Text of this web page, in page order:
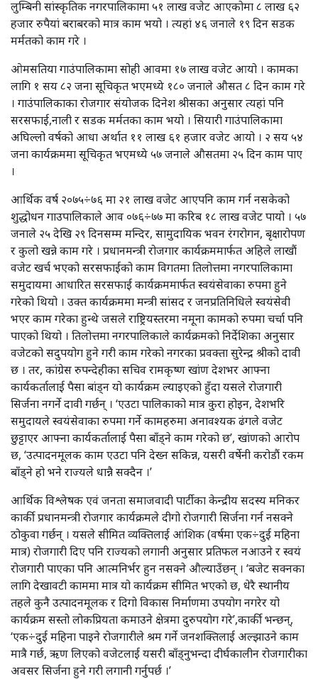
लुम्बिनी सांस्कृतिक नगरपालिकामा ५१ लाख वजेट आएकोमा ८ लाख ६२
हजार रुपैयां बराबरको मात्र काम भयो । त्यहां ४६ जनाले १९ दिन सडक
मर्मतको काम गरे ।
ओमसतिया गाउंपालिकामा सोही आवमा १७ लाख वजेट आयो । कामका
लागि १ सय ८२ जना सूचिकृत भएमध्ये १८० जनाले औसत ८ दिन काम गरे
। गाउंपालिकाका रोजगार संयोजक दिनेश श्रीसका अनुसार त्यहां पनि
सरसफाई,नाली र सडक मर्मतका काम भयो । सियारी गाउंपालिकामा
अघिल्लो वर्षको आधा अर्थात ११ लाख ६१ हजार वजेट आयो । २ सय ५४
जना कार्यक्रममा सूचिकृत भएमध्ये ५७ जनाले औसतमा २५ दिन काम पाए
।
आर्थिक वर्ष २०७५÷७६ मा २१ लाख वजेट आएपनि काम गर्न नसकेको
शुद्धोधन गाउपालिकाले आव ०७६÷७७ मा करिब १८ लाख वजेट पायो । ५७
जनाले २५ देखि २९ दिनसम्म मन्दिर, सामुदायिक भवन रंगरोगन, बृक्षारोपण
र कुलो खन्ने काम गरे । प्रधानमन्त्री रोजगार कार्यक्रममार्फत अहिले लाखौं
वजेट खर्च भएको सरसफाईको काम विगतमा तिलोत्तमा नगरपालिकामा
समुदायमा आधारित सरसफाई कार्यक्रममार्फत स्वयंसेवाका रुपमा हुने
गरेको थियो । उक्त कार्यक्रममा मन्त्री सांसद र जनप्रतिनिधिले स्वयंसेवी
भएर काम गरेका हुन्थे जसले राष्ट्रियस्तरमा नमूना कामको रुपमा चर्चा पनि
पाएको थियो । तिलोत्तमा नगरपालिकाले कार्यक्रमको निर्देशिका अनुसार
वजेटको सदुपयोग हुने गरी काम गरेको नगरका प्रवक्ता सुरेन्द्र श्रीको दावी
छ । तर, कांग्रेस रुपन्देहीका सचिव रामकृष्ण खांण देशभर आफ्ना
कार्यकर्तालाई पैसा बांड्न यो कार्यक्रम ल्याइएको हुँदा यसले रोजगारी
सिर्जना नगर्ने दावी गर्छन् । ‘एउटा पालिकाको मात्र कुरा होइन, देशभरि
समुदायले स्वयंसेवाका रुपमा गर्ने कामहरुमा अनावश्यक ढंगले वजेट
छुट्टाएर आफ्ना कार्यकर्तालाई पैसा बाँड्ने काम गरेको छ’, खांणको आरोप
छ, ‘उत्पादनमूलक काम एउटा पनि देख्न सकिन्न, यसरी वर्षेनी करोडौं रकम
बाँड्ने हो भने राज्यले धान्नै सक्दैन ।’
आर्थिक विश्लेषक एवं जनता समाजवादी पार्टीका केन्द्रीय सदस्य मनिकर
कार्की प्रधानमन्त्री रोजगार कार्यक्रमले दीगो रोजगारी सिर्जना गर्न नसक्ने
ठोकुवा गर्छन् । यसले सीमित व्यक्तिलाई आंशिक (वर्षमा एक÷दुई महिना
मात्र) रोजगारी दिए पनि राज्यको लगानी अनुसार प्रतिफल नआउने र स्वयं
रोजगारी पाएका पनि आत्मनिर्भर हुन नसक्ने औल्याउँछन् । ‘बजेट सक्नका
लागि देखावटी काममा मात्र यो कार्यक्रम सीमित भएको छ, धेरै स्थानीय
तहले कुनै उत्पादनमूलक र दिगो विकास निर्माणमा उपयोग नगरेर यो
कार्यक्रम सस्तो लोकप्रियता कमाउने क्षेत्रमा दुरुपयोग गरे’,कार्की भन्छन्,
‘एक÷दुई महिना पाइने रोजगारीले श्रम गर्ने जनशक्तिलाई अल्झाउने काम
मात्रै गर्छ, ऋण लिएको वजेटलाई यसरी बाँड्नुभन्दा दीर्घकालीन रोजगारीका
अवसर सिर्जना हुने गरी लगानी गर्नुपर्छ ।’